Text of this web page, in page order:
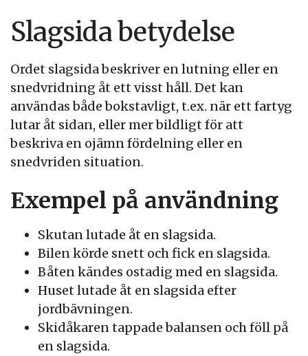
Slagsida betydelse
Ordet slagsida beskriver en lutning eller en
snedvridning åt ett visst håll. Det kan
användas både bokstavligt, t.ex. när ett fartyg
lutar åt sidan, eller mer bildligt för att
beskriva en ojämn fördelning eller en
snedvriden situation.
Exempel på användning
Skutan lutade åt en slagsida.
Bilen körde snett och fick en slagsida.
Båten kändes ostadig med en slagsida.
Huset lutade åt en slagsida efter
jordbävningen.
Skidåkaren tappade balansen och föll på
en slagsida.